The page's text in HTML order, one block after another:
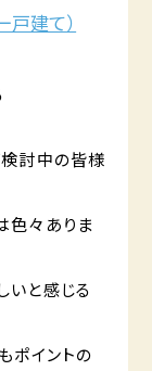
戸建て）
検討中の皆様
色々ありま
いと感じる
ポイントの